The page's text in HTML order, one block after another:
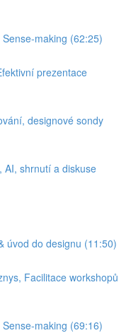
making (62:25)
prezentace
designové sondy
AI, shrnutí a diskuse
úvod do designu (11:50)
Facilitace workshopů
making (69:16)